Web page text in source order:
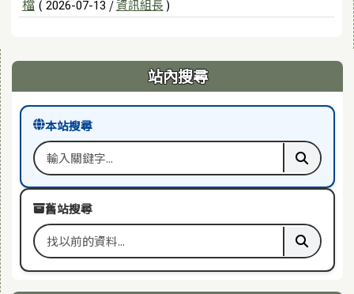
檔 ( 2026-07-13 /資訊組長 )
右邊區域內容 站內搜尋
本站搜尋
搜尋關鍵字 執行本
舊站搜尋
搜尋舊站關鍵字 執行舊